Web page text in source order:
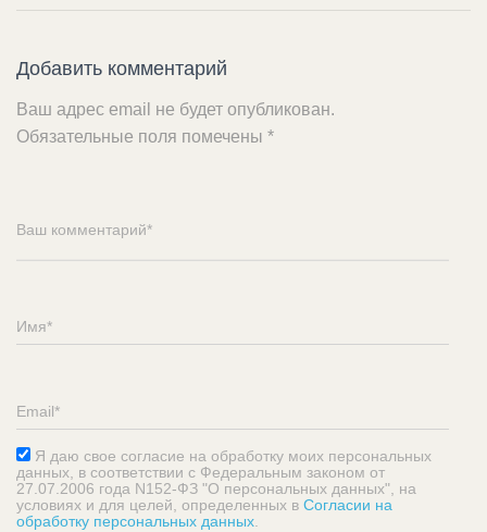
Добавить комментарий
Ваш адрес email не будет опубликован.
Обязательные поля помечены *
Я даю свое согласие на обработку моих персональных
данных, в соответствии с Федеральным законом от
27.07.2006 года N152-ФЗ "О персональных данных", на
условиях и для целей, определенных в Согласии на
обработку персональных данных.